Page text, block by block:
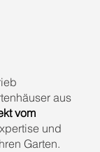
aus
vom
und
Garten.